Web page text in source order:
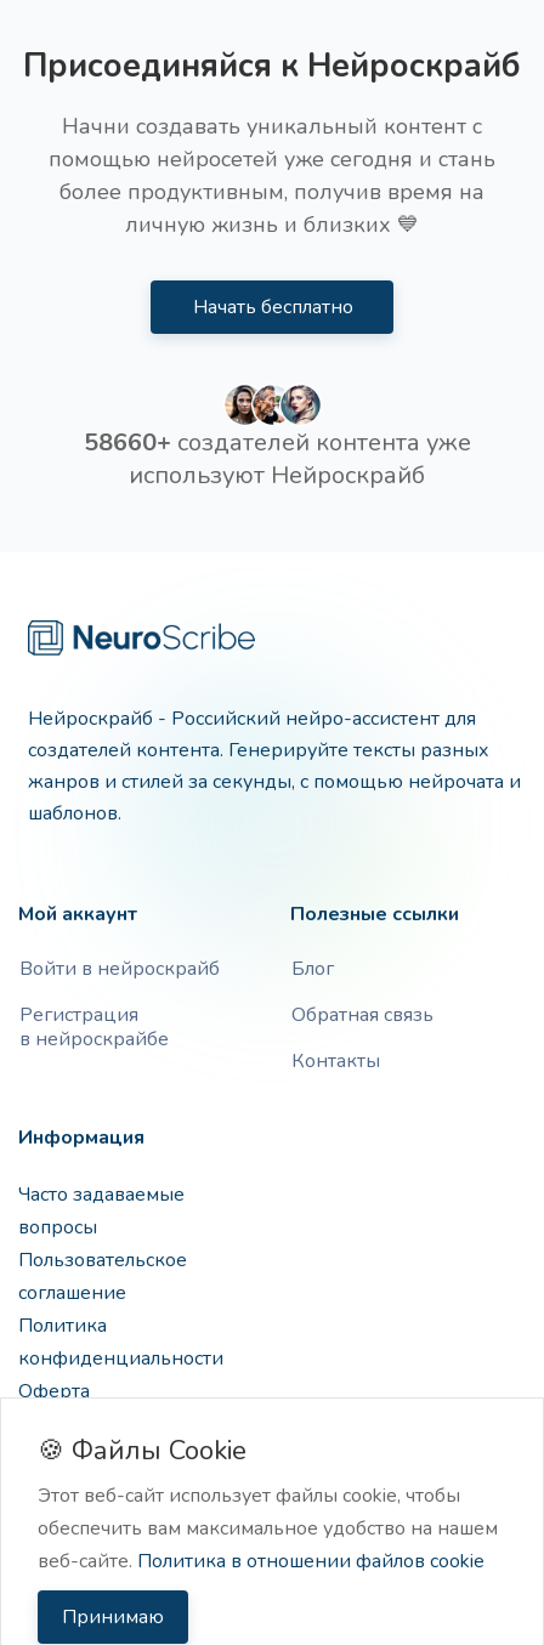
Присоединяйся к Нейроскрайб
Начни создавать уникальный контент с
помощью нейросетей уже сегодня и стань
более продуктивным, получив время на
личную жизнь и близких 💙
Начать бесплатно
58660+ создателей контента уже
используют Нейроскрайб
Нейроскрайб - Российский нейро-ассистент для
создателей контента. Генерируйте тексты разных
жанров и стилей за секунды, с помощью нейрочата и
шаблонов.
Мой аккаунт
Войти в нейроскрайб
Регистрация
в нейроскрайбе
Полезные ссылки
Блог
Обратная связь
Контакты
Информация
Часто задаваемые
вопросы
Пользовательское
соглашение
Политика
конфиденциальности
Оферта
2024 Нейроскрайб, нейро-ассистент для создателей
контента.
🍪 Файлы Cookie
Этот веб-сайт использует файлы cookie, чтобы
обеспечить вам максимальное удобство на нашем
веб-сайте. Политика в отношении файлов cookie
Принимаю